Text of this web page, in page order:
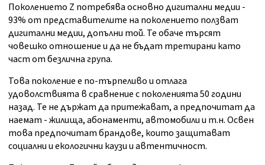
Поколението Z потребява основно дигитални медии -
93% от представителите на поколението ползват
дигитални медии, допълни той. Те обаче търсят
човешко отношение и да не бъдат третирани като
част от безлична група.
Това поколение е по-търпеливо и отлага
удоволствията в сравнение с поколенията 50 години
назад. Те не държат да притежават, а предпочитат да
наемат - жилища, абонаменти, автомобили и т.н. Освен
това предпочитат брандове, които защитават
социални и екологични каузи и автентичност.